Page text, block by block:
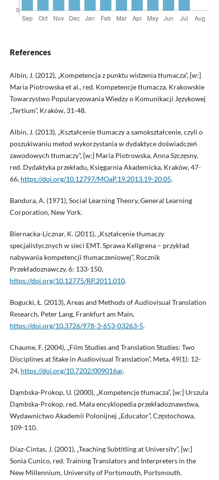
References
Albin, J. (2012), „Kompetencja z punktu widzenia tłumacza”, [w:]
Maria Piotrowska et al., red. Kompetencje tłumacza, Krakowskie
Towarzystwo Popularyzowania Wiedzy o Komunikacji Językowej
„Tertium”, Kraków, 31-48.
Albin, J. (2013), „Kształcenie tłumaczy a samokształcenie, czyli o
poszukiwaniu metod wykorzystania w dydaktyce doświadczeń
zawodowych tłumaczy”, [w:] Maria Piotrowska, Anna Szczęsny,
red. Dydaktyka przekładu, Księgarnia Akademicka, Kraków, 47-
66, https://doi.org/10.12797/MOaP.19.2013.19-20.05.
Bandura, A. (1971), Social Learning Theory, General Learning
Corporation, New York.
Biernacka-Licznar, K. (2011), „Kształcenie tłumaczy
specjalistycznych w sieci EMT. Sprawa Kellgrena – przykład
nabywania kompetencji tłumaczeniowej”, Rocznik
Przekładoznawczy. 6: 133-150,
https://doi.org/10.12775/RP.2011.010.
Bogucki, Ł. (2013), Areas and Methods of Audiovisual Translation
Research, Peter Lang, Frankfurt am Main,
https://doi.org/10.3726/978-3-653-03263-5.
Chaume, F. (2004), „Film Studies and Translation Studies: Two
Disciplines at Stake in Audiovisual Translation”, Meta. 49(1): 12-
24, https://doi.org/10.7202/009016ar.
Dąmbska-Prokop, U. (2000), „Kompetencje tłumacza”, [w:] Urszula
Dąmbska-Prokop, red. Mała encyklopedia przekładoznawstwa,
Wydawnictwo Akademii Polonijnej „Educator”, Częstochowa,
109-110.
Díaz-Cintas, J. (2001), „Teaching Subtitling at University”, [w:]
Sonia Cunico, red. Training Translators and Interpreters in the
New Millennium, University of Portsmouth, Portsmouth.